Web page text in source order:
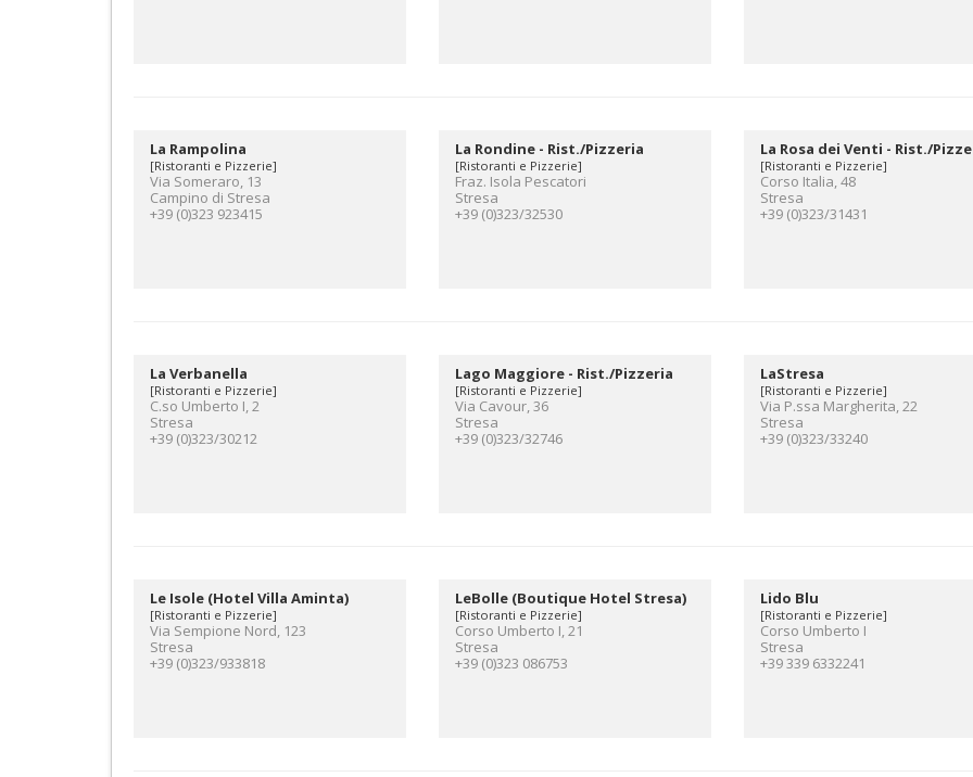
La Rampolina
[Ristoranti e Pizzerie]
Via Someraro, 13
Campino di Stresa
+39 (0)323 923415
La Rondine - Rist./Pizzeria
[Ristoranti e Pizzerie]
Fraz. Isola Pescatori
Stresa
+39 (0)323/32530
La Rosa dei Venti - Rist./
[Ristoranti e Pizzerie]
Corso Italia, 48
Stresa
+39 (0)323/31431
La Verbanella
[Ristoranti e Pizzerie]
C.so Umberto I, 2
Stresa
+39 (0)323/30212
Lago Maggiore - Rist./Pizzeria
[Ristoranti e Pizzerie]
Via Cavour, 36
Stresa
+39 (0)323/32746
LaStresa
[Ristoranti e Pizzerie]
Via P.ssa Margherita, 22
Stresa
+39 (0)323/33240
Le Isole (Hotel Villa Aminta)
[Ristoranti e Pizzerie]
Via Sempione Nord, 123
Stresa
+39 (0)323/933818
LeBolle (Boutique Hotel Stresa)
[Ristoranti e Pizzerie]
Corso Umberto I, 21
Stresa
+39 (0)323 086753
Lido Blu
[Ristoranti e Pizzerie]
Corso Umberto I
Stresa
+39 339 6332241